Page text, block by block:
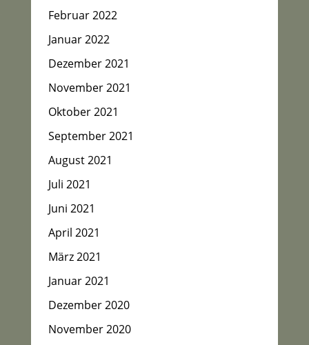
Februar 2022
Januar 2022
Dezember 2021
November 2021
Oktober 2021
September 2021
August 2021
Juli 2021
Juni 2021
April 2021
März 2021
Januar 2021
Dezember 2020
November 2020